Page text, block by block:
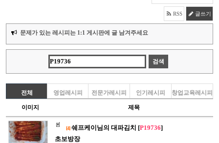
RSS 글쓰기
문제가 있는 레시피는 1:1 게시판에 글 남겨주세요
전체 영업레시피 전문가레시피 인기레시피 창업교육레시피
이미지 제목
[4] 쉐프케이님의 대파김치 [P19736]
초보방장